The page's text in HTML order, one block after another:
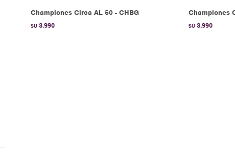
Championes Circa AL 50 - CHBG
$U 3.990
Championes
$U 3.990